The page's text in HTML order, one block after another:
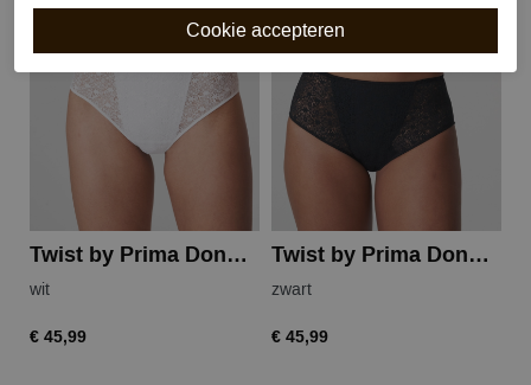
Twist by Prima Donna primadonna twist epirus tailleslip
wit
€ 45,99
Twist by Prima Donna primadonna twist epirus tailleslip
zwart
€ 45,99